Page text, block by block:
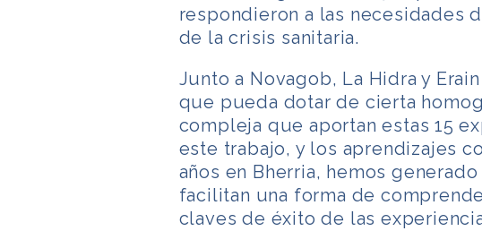
respondieron a las necesidades
de la crisis sanitaria.
Junto a Novagob, La Hidra y
que pueda dotar de cierta
compleja que aportan estas 15
este trabajo, y los aprendizajes
años en Bherria, hemos
facilitan una forma de
claves de éxito de las